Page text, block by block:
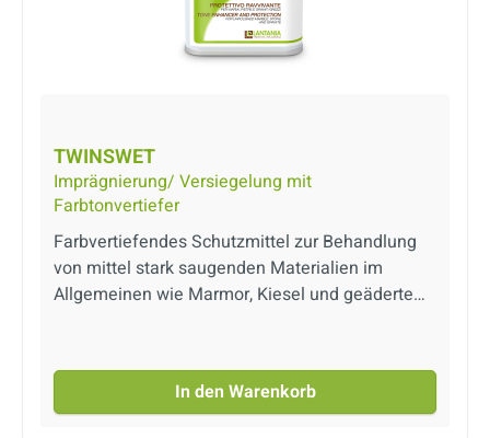
TWINSWET
Imprägnierung/ Versiegelung mit
Farbtonvertiefer
Farbvertiefendes Schutzmittel zur Behandlung
von mittel stark saugenden Materialien im
Allgemeinen wie Marmor, Kiesel und geäderte
mäßigen Glanz. Geeignet für Oberflächen in
Innen- und überdachten Außenbereichen.
In den Warenkorb